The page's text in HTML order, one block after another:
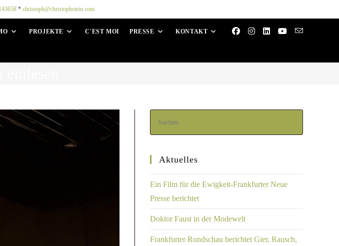
* christoph@christophstein.com
PROJEKTE C´EST MOI PRESSE KONTAKT
Aktuelles
Ein Film für die Ewigkeit-Frankfurter Neue
Presse berichtet
Doktor Faust in der Modewelt
Frankfurter Rundschau berichtet Gier, Rausch,